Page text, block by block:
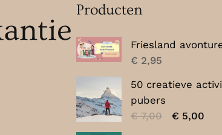
Producten
Friesland
€ 2,95
50 creatieve
pubers
€7,00 € 5,00